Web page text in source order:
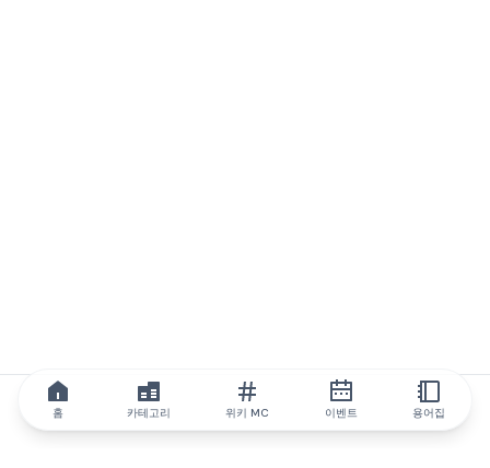
홈 카테고리 위키 MC 이벤트 용어집